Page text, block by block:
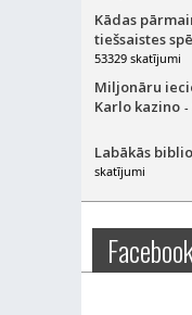
Kādas
tiešsaistes
53329 skatījumi
Miljonāru
Karlo kazino -
Labākās
skatījumi